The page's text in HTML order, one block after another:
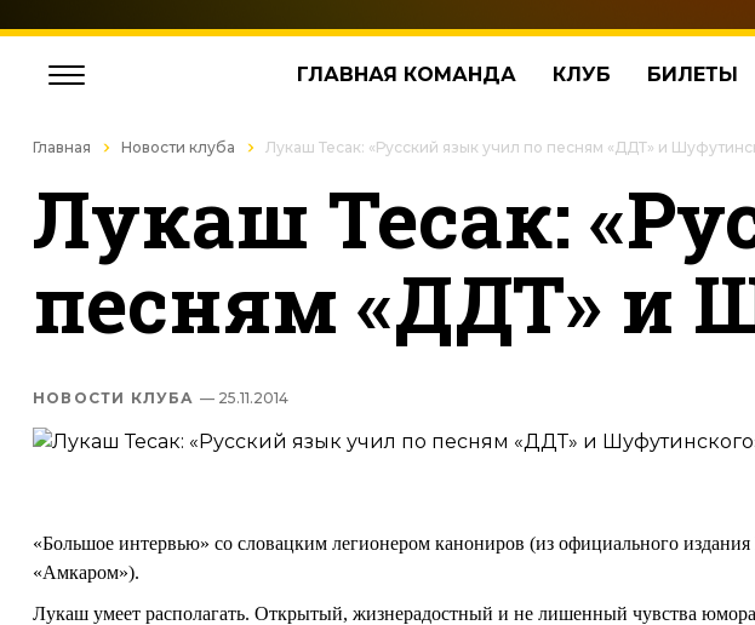
ГЛАВНАЯ КОМАНДА КЛУБ БИЛЕТЫ
Главная Новости клуба Лукаш Тесак: «Русский язык учил по песням «ДДТ» и
Лукаш Тесак:
песням «ДДТ» и
НОВОСТИ КЛУБА — 25.11.2014
«Большое интервью» со словацким легионером канониров (из официального
«Амкаром»).
Лукаш умеет располагать. Открытый, жизнерадостный и не лишенный чувства